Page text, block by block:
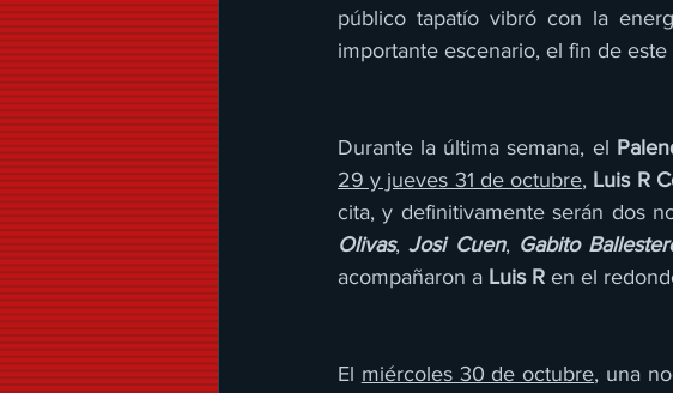
público tapatío vibró con la
importante escenario, el fin de
Durante la última semana, el
29 y jueves 31 de octubre, Luis R
cita, y definitivamente serán dos
Olivas, Josi Cuen, Gabito
acompañaron a Luis R en el
El miércoles 30 de octubre, una